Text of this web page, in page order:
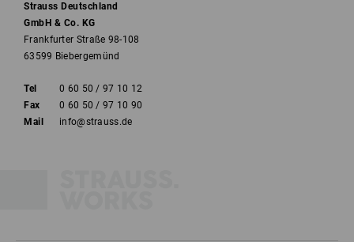
Strauss Deutschland
GmbH & Co. KG
Frankfurter Straße 98-108
63599 Biebergemünd
Tel
0 60 50 / 97 10 12
Fax
0 60 50 / 97 10 90
Mail
info@strauss.de